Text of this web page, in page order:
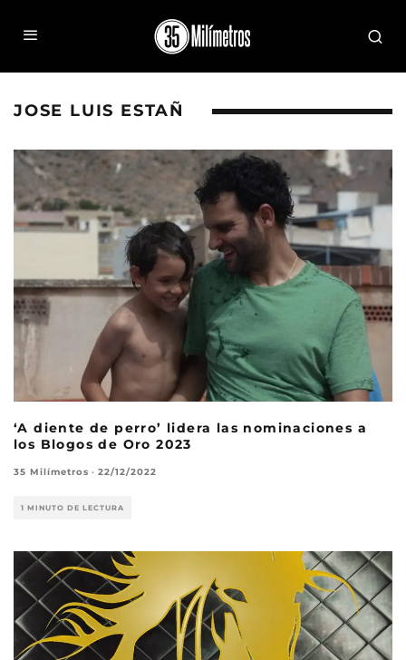
JOSE LUIS ESTAÑ
‘A diente de perro’ lidera las nominaciones a
los Blogos de Oro 2023
35 Milímetros · 22/12/2022
1 MINUTO DE LECTURA